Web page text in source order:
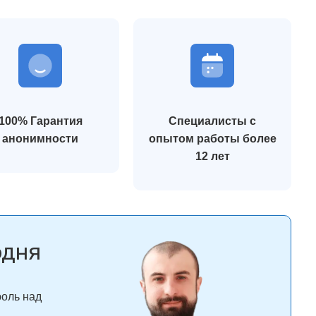
100% Гарантия
анонимности
Специалисты с
опытом работы более
12 лет
над